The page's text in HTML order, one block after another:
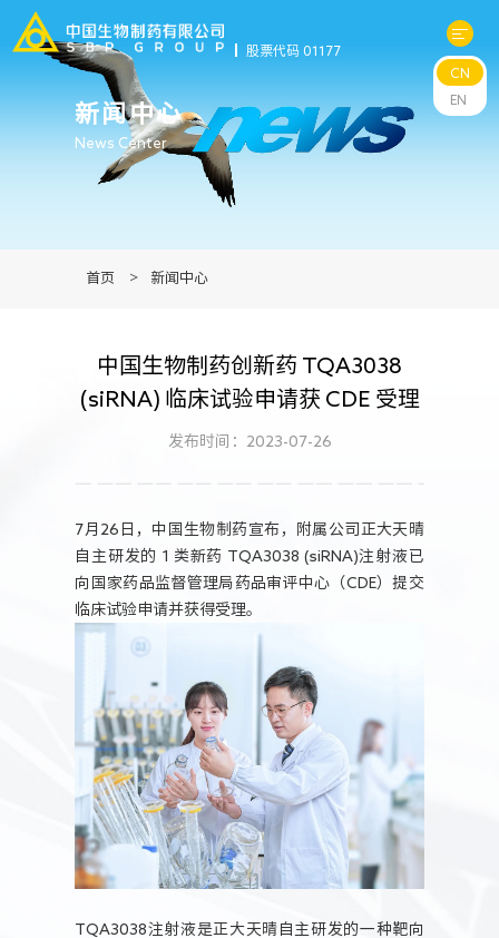
股票代码 01177
CN
EN
新闻中心
News Center
首页 > 新闻中心
中国生物制药创新药 TQA3038
(siRNA) 临床试验申请获 CDE 受理
发布时间：2023-07-26
7月26日，中国生物制药宣布，附属公司正大天晴
自主研发的 1 类新药 TQA3038 (siRNA)注射液已
向国家药品监督管理局药品审评中心（CDE）提交
临床试验申请并获得受理。
TQA3038注射液是正大天晴自主研发的一种靶向